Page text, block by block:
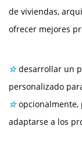
de viviendas,
ofrecer mejores
☆desarrollar un
personalizado
☆opcionalmente,
adaptarse a los